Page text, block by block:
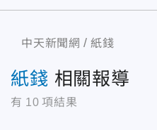
中天新聞網 紙錢
紙錢 相關報導
有 10 項結果